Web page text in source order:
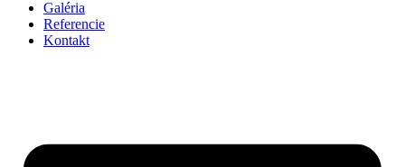
Galéria
Referencie
Kontakt